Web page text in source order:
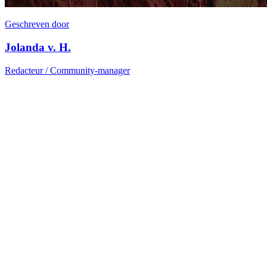
Geschreven door
Jolanda v. H.
Redacteur / Community-manager